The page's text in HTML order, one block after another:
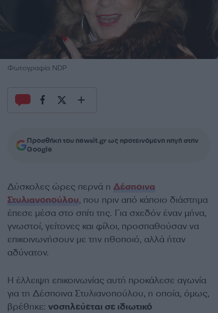
Φωτογραφία NDP
Προσθήκη του newsit.gr ως προτεινόμενη πηγή στην
Google
Δύσκολες ώρες περνά η Δέσποινα
Στυλιανοπούλου, που πριν από κάποιο διάστημα
έπεσε μέσα στο σπίτι της. Για σχεδόν έναν μήνα,
γνωστοί, γείτονες και φίλοι, προσπαθούσαν να
επικοινωνήσουν με την ηθοποιό, αλλά ήταν
αδύνατον.
Η έλλειψη επικοινωνίας αυτή προκάλεσε αγωνία
για τη Δέσποινα Στυλιανοπούλου, η οποία, όμως,
βρέθηκε: νοσηλεύεται σε ιδιωτικό